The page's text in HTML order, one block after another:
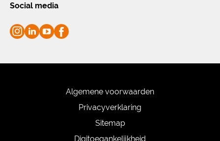
Social media
Algemene voorwaarden
Privacyverklaring
Sitemap
Digitoegankelijkheid